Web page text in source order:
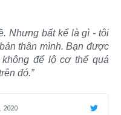
Nhưng bất kể là gì - tôi
thân mình. Bạn được
để lộ cơ thể quá
đó.”